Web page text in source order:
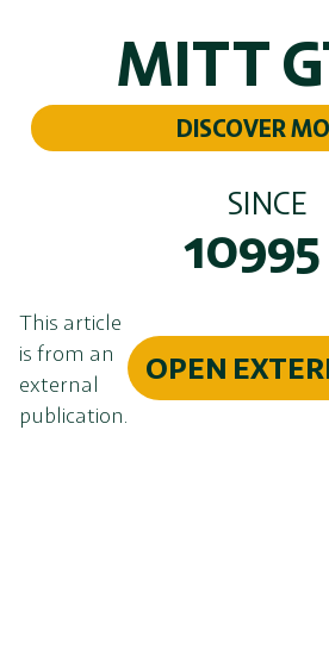
MITT
DISCOVER
SINCE
10995
This article
is from an
external
publication.
OPEN